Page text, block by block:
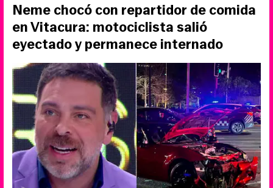
Neme chocó con repartidor de comida
en Vitacura: motociclista salió
eyectado y permanece internado